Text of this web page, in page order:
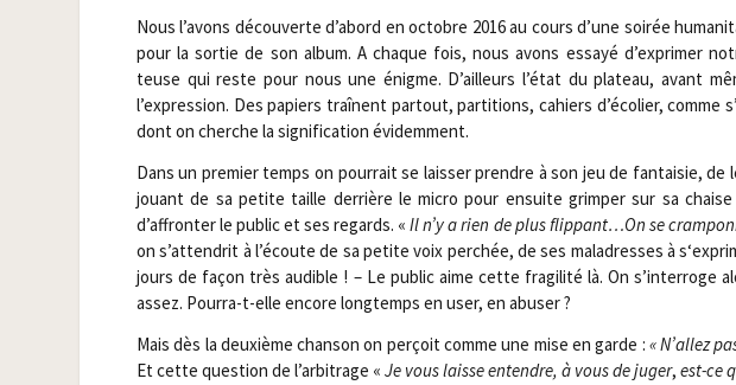
Nous l’avons décou­verte d’abord en octobre 2016 au cours d’une soi­rée
pour la sor­tie de son album. A chaque fois, nous avons essayé
teuse qui reste pour nous une énigme. D’ailleurs l’état du pla­teau, avant
l’expression. Des papiers traînent par­tout, par­ti­tions, cahiers d’écolier, comme
dont on cherche la signi­fi­ca­tion évidemment.
Dans un pre­mier temps on pour­rait se lais­ser prendre à son jeu de fan­tai­sie,
jouant de sa petite taille der­rière le micro pour ensuite grim­per sur sa
d’affronter le public et ses regards. «Il n’y a rien de plus flippant…On se
on s’attendrit à l’écoute de sa petite voix per­chée, de ses mal­adresses à
jours de façon très audible ! – Le public aime cette fra­gi­li­té là. On s’interroge
assez. Pour­ra-t-elle encore long­temps en user, en abuser ?
Mais dès la deuxième chan­son on per­çoit comme une mise en garde : « N’allez
Et cette ques­tion de l’arbitrage « Je vous laisse entendre, à vous de juger, est-ce